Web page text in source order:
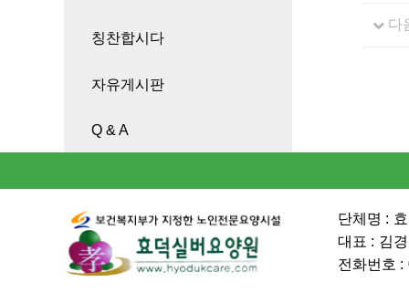
칭찬합시다
자유게시판
Q & A
다
단체명 :
대표 : 김
전화번호 :